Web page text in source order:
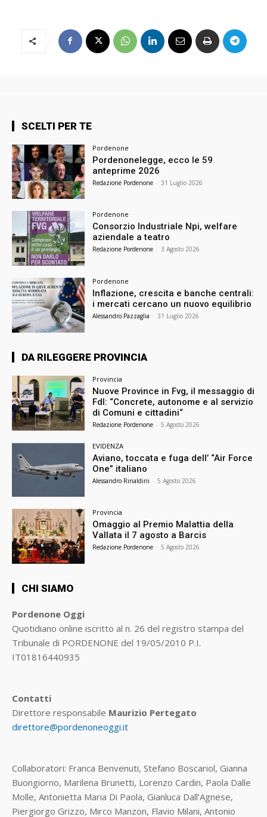
SCELTI PER TE
Pordenone
Pordenonelegge, ecco le 59
anteprime 2026
Redazione Pordenone - 31 Luglio 2026
Pordenone
Consorzio Industriale Npi, welfare
aziendale a teatro
Redazione Pordenone - 3 Agosto 2026
Pordenone
Inflazione, crescita e banche centrali:
i mercati cercano un nuovo equilibrio
Alessandro Pazzaglia - 31 Luglio 2026
DA RILEGGERE PROVINCIA
Provincia
Nuove Province in Fvg, il messaggio di
FdI: “Concrete, autonome e al servizio
di Comuni e cittadini“
Redazione Pordenone - 5 Agosto 2026
EVIDENZA
Aviano, toccata e fuga dell’ “Air Force
One” italiano
Alessandro Rinaldini - 5 Agosto 2026
Provincia
Omaggio al Premio Malattia della
Vallata il 7 agosto a Barcis
Redazione Pordenone - 5 Agosto 2026
CHI SIAMO
Pordenone Oggi
Quotidiano online iscritto al n. 26 del registro stampa del
Tribunale di PORDENONE del 19/05/2010 P.I.
IT01816440935
Contatti
Direttore responsabile Maurizio Pertegato
direttore@pordenoneoggi.it
Collaboratori: Franca Benvenuti, Stefano Boscariol, Gianna
Buongiorno, Marilena Brunetti, Lorenzo Cardin, Paola Dalle
Molle, Antonietta Maria Di Paola, Gianluca Dall’Agnese,
Piergiorgo Grizzo, Mirco Manzon, Flavio Milani, Antonio